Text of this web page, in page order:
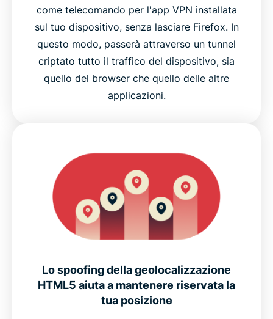
come telecomando per l'app VPN installata
sul tuo dispositivo, senza lasciare Firefox. In
questo modo, passerà attraverso un tunnel
criptato tutto il traffico del dispositivo, sia
quello del browser che quello delle altre
applicazioni.
Lo spoofing della geolocalizzazione
HTML5 aiuta a mantenere riservata la
tua posizione